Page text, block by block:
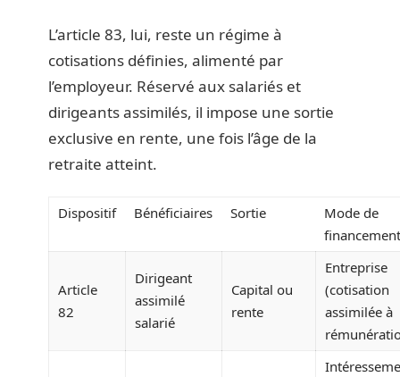
L’article 83, lui, reste un régime à
cotisations définies, alimenté par
l’employeur. Réservé aux salariés et
dirigeants assimilés, il impose une sortie
exclusive en rente, une fois l’âge de la
retraite atteint.
Dispositif Bénéficiaires Sortie
Mode de
financement
Article
82
Dirigeant
assimilé
salarié
Capital ou
rente
Entreprise
(cotisation
assimilée à